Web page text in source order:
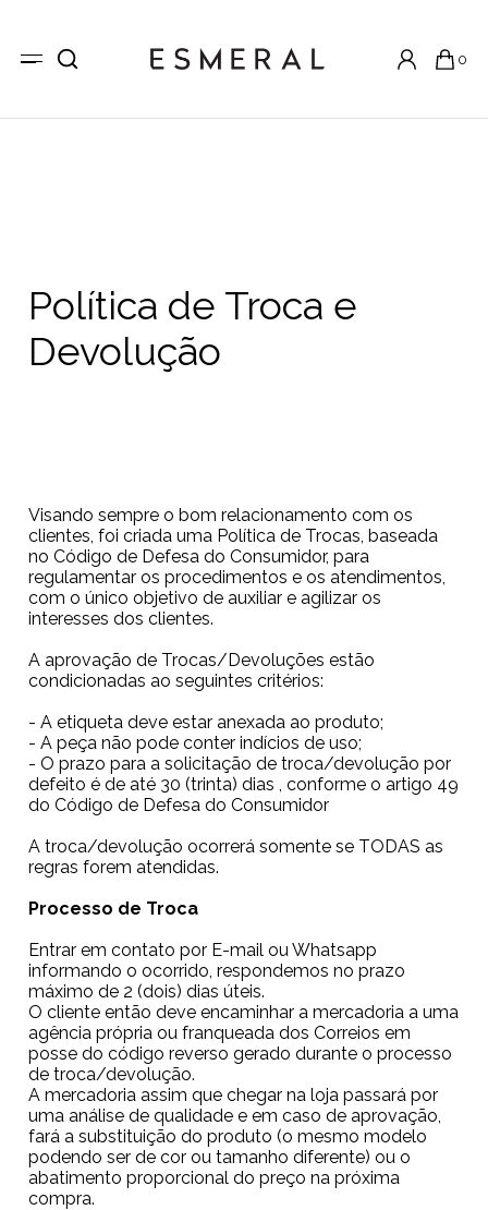
0
Política de Troca e
Devolução
Visando sempre o bom relacionamento com os
clientes, foi criada uma Política de Trocas, baseada
no Código de Defesa do Consumidor, para
regulamentar os procedimentos e os atendimentos,
com o único objetivo de auxiliar e agilizar os
interesses dos clientes.
A aprovação de Trocas/Devoluções estão
condicionadas ao seguintes critérios:
- A etiqueta deve estar anexada ao produto;
- A peça não pode conter indícios de uso;
- O prazo para a solicitação de troca/devolução por
defeito é de até 30 (trinta) dias , conforme o artigo 49
do Código de Defesa do Consumidor
A troca/devolução ocorrerá somente se TODAS as
regras forem atendidas.
Processo de Troca
Entrar em contato por E-mail ou Whatsapp
informando o ocorrido, respondemos no prazo
máximo de 2 (dois) dias úteis.
O cliente então deve encaminhar a mercadoria a uma
agência própria ou franqueada dos Correios em
posse do código reverso gerado durante o processo
de troca/devolução.
A mercadoria assim que chegar na loja passará por
uma análise de qualidade e em caso de aprovação,
fará a substituição do produto (o mesmo modelo
podendo ser de cor ou tamanho diferente) ou o
abatimento proporcional do preço na próxima
compra.